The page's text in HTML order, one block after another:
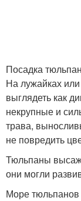
Посадка
На лужайках
выглядеть как
некрупные и
трава,
не повредить
Тюльпаны
они могли
Море тюльпанов